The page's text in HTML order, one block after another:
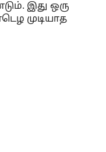
இது ஒரு
முடியாத